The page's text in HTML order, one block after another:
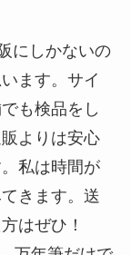
にしかないの
ます。サイ
も検品をし
よりは安心
私は時間が
きます。送
はぜひ！